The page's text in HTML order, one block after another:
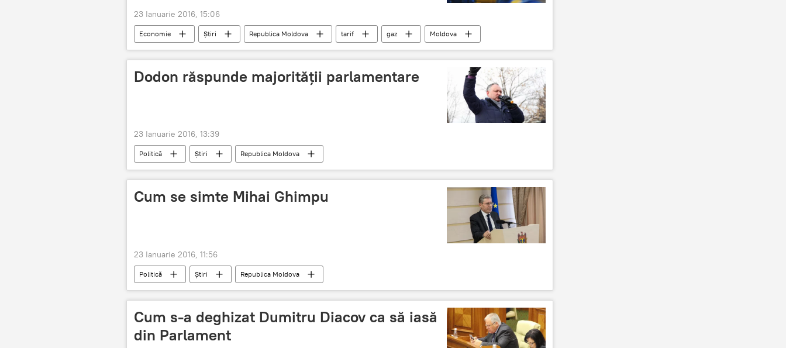
23 Ianuarie 2016, 15:06
Economie Știri Republica Moldova tarif gaz
Moldova
ANRE
facturi
Dodon răspunde majorității parlamentare
23 Ianuarie 2016, 13:39
Politică Știri
Republica Moldova
Proteste la Chişinău după învestirea Guvernului Filip
Dodon Candu
proteste
Cum se simte Mihai Ghimpu
23 Ianuarie 2016, 11:56
Politică Știri
Republica Moldova
Proteste la Chişinău după învestirea Guvernului Filip
Ghimpu proteste
Chișinău
Cum s-a deghizat Dumitru Diacov ca să iasă
din Parlament